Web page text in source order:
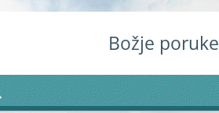
Božje poruke